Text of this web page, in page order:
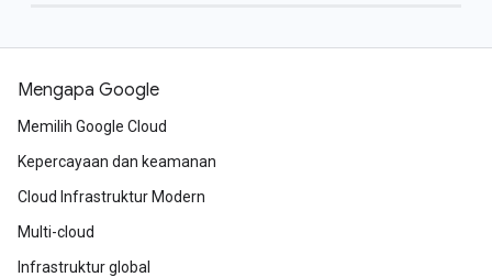
Mengapa Google
Memilih Google Cloud
Kepercayaan dan keamanan
Cloud Infrastruktur Modern
Multi-cloud
Infrastruktur global